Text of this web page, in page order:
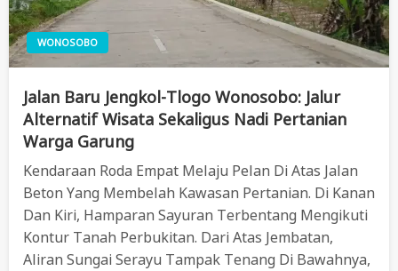
WONOSOBO
Jalan Baru Jengkol-Tlogo Wonosobo: Jalur
Alternatif Wisata Sekaligus Nadi Pertanian
Warga Garung
Kendaraan Roda Empat Melaju Pelan Di Atas Jalan
Beton Yang Membelah Kawasan Pertanian. Di Kanan
Dan Kiri, Hamparan Sayuran Terbentang Mengikuti
Kontur Tanah Perbukitan. Dari Atas Jembatan,
Aliran Sungai Serayu Tampak Tenang Di Bawahnya,